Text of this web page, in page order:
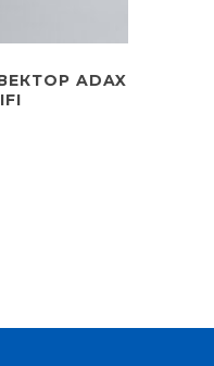
ADAX